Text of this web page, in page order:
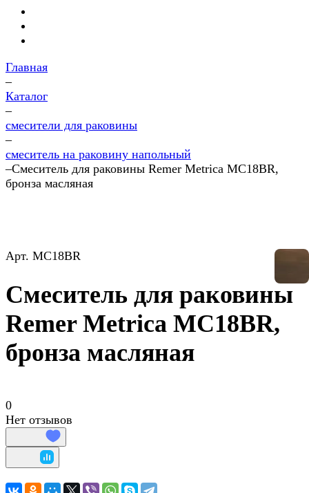
Главная
–
Каталог
–
смесители для раковины
–
смеситель на раковину напольный
–Смеситель для раковины Remer Metrica MC18BR,
бронза масляная
Арт. MC18BR
Смеситель для раковины
Remer Metrica MC18BR,
бронза масляная
0
Нет отзывов